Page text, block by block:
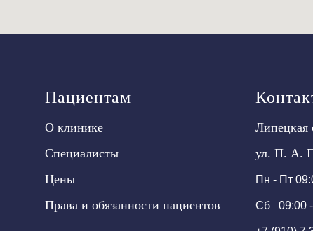
Пациентам
О клинике
Специалисты
Цены
Права и обязанности пациентов
Липецкая
ул. П. А.
Пн - Пт
Сб 09:00 -